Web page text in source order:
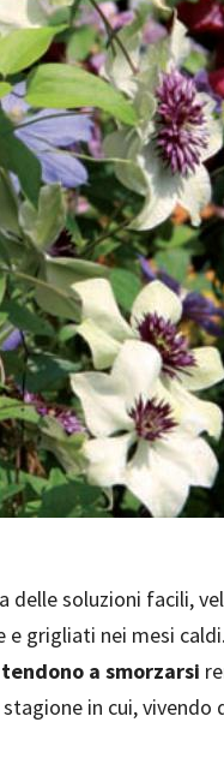
delle soluzioni facili,
grigliati nei mesi
a smorzarsi
in cui, vivendo